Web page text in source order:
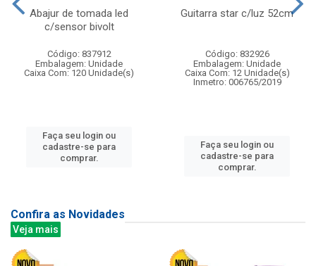
Abajur de tomada led
c/sensor bivolt
Código: 837912
Embalagem: Unidade
Caixa Com: 120 Unidade(s)
Faça seu login ou
cadastre-se para
comprar.
Guitarra star c/luz 52cm
Código: 832926
Embalagem: Unidade
Caixa Com: 12 Unidade(s)
Inmetro: 006765/2019
Faça seu login ou
cadastre-se para
comprar.
Confira as Novidades
Veja mais